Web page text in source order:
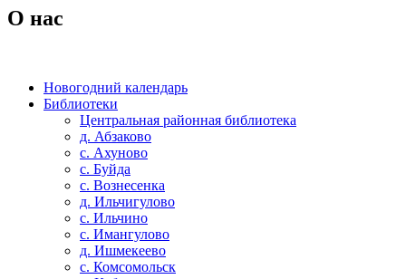
О нас
Новогодний календарь
Библиотеки
Центральная районная библиотека
д. Абзаково
с. Ахуново
с. Буйда
с. Вознесенка
д. Ильчигулово
с. Ильчино
с. Имангулово
д. Ишмекеево
с. Комсомольск